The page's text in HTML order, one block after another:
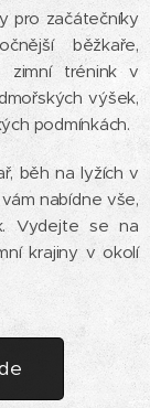
pro začátečníky
běžkaře,
zimní trénink v
výšek,
podmínkách.
běh na lyžích v
vám nabídne vše,
Vydejte se na
krajiny v okolí